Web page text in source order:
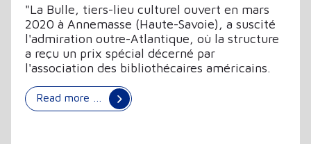
"La Bulle, tiers-lieu culturel ouvert en mars
2020 à Annemasse (Haute-Savoie), a suscité
l'admiration outre-Atlantique, où la structure
a reçu un prix spécial décerné par
l'association des bibliothécaires américains.
Read more …